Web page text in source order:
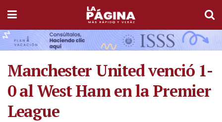
Manchester United venció 1-
0 al West Ham en la Premier
League